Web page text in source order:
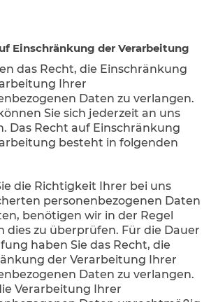
Einschränkung der Verarbeitung
das Recht, die Einschränkung
Ihrer
Daten zu verlangen.
Sie sich jederzeit an uns
Das Recht auf Einschränkung
besteht in folgenden
die Richtigkeit Ihrer bei uns
personenbezogenen Daten
benötigen wir in der Regel
dies zu überprüfen. Für die Dauer
haben Sie das Recht, die
der Verarbeitung Ihrer
Daten zu verlangen.
Verarbeitung Ihrer